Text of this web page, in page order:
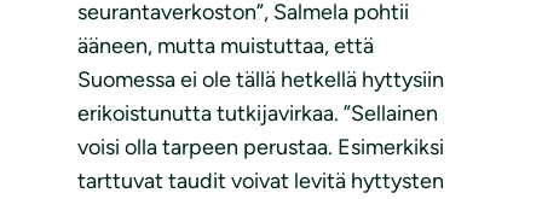
seurantaverkoston”, Salmela pohtii
ääneen, mutta muistuttaa, että
Suomessa ei ole tällä hetkellä hyttysiin
erikoistunutta tutkijavirkaa. ”Sellainen
voisi olla tarpeen perustaa. Esimerkiksi
tarttuvat taudit voivat levitä hyttysten